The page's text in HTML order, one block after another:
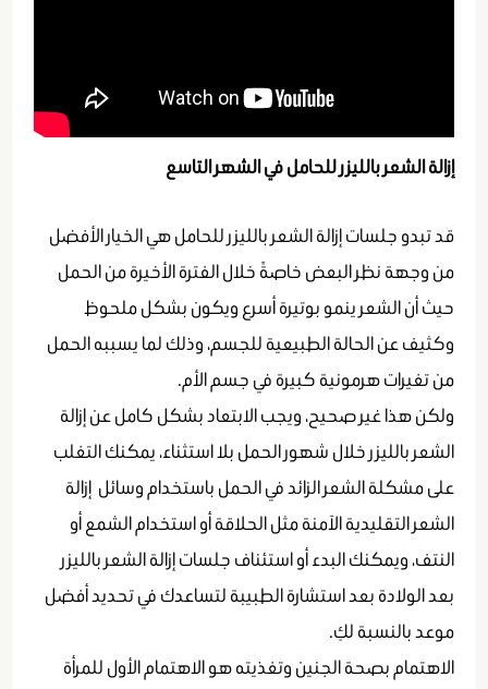
إزالة الشعر بالليزر للحامل في الشهر التاسع
قد تبدو جلسات إزالة الشعر بالليزر للحامل هي الخيار الأفضل
من وجهة نظر البعض خاصةً خلال الفترة الأخيرة من الحمل
حيث أن الشعر ينمو بوتيرة أسرع ويكون بشكل ملحوظ
وكثيف عن الحالة الطبيعية للجسم، وذلك لما يسببه الحمل
من تغيرات هرمونية كبيرة في جسم الأم.
ولكن هذا غير صحيح، ويجب الابتعاد بشكل كامل عن إزالة
الشعر بالليزر خلال شهور الحمل بلا استثناء، يمكنك التغلب
على مشكلة الشعر الزائد في الحمل باستخدام وسائل إزالة
الشعر التقليدية الآمنة مثل الحلاقة أو استخدام الشمع أو
النتف، ويمكنك البدء أو استئناف جلسات إزالة الشعر بالليزر
بعد الولادة بعد استشارة الطبيبة لتساعدك في تحديد أفضل
موعد بالنسبة لكِ.
الاهتمام بصحة الجنين وتغذيته هو الاهتمام الأول للمرأة